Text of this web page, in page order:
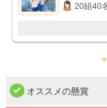
20組40
●
オススメの懸賞